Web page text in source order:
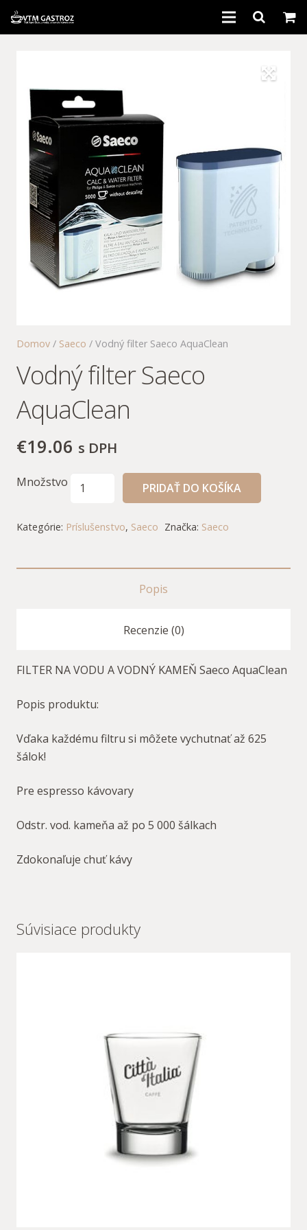
Kávovary
Káva
Príslušenstvo
Bazár
Servis
Informácie
Kontakt
Domov / Saeco / Vodný filter Saeco AquaClean
Vodný filter Saeco
AquaClean
€19.06 s DPH
Množstvo PRIDAŤ DO KOŠÍKA
Kategórie: Príslušenstvo, Saeco Značka: Saeco
Popis
Recenzie (0)
FILTER NA VODU A VODNÝ KAMEŇ Saeco AquaClean
Popis produktu:
Vďaka každému filtru si môžete vychutnať až 625
šálok!
Pre espresso kávovary
Odstr. vod. kameňa až po 5 000 šálkach
Zdokonaľuje chuť kávy
Súvisiace produkty